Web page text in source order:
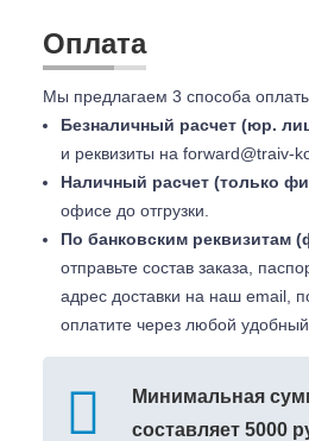
Оплата
Мы предлагаем 3 способа
Безналичный расчет (юр.
и реквизиты на forward@traiv-
Наличный расчет (только
офисе до отгрузки.
По банковским реквизитам
отправьте состав заказа,
адрес доставки на наш email,
оплатите через любой удобный
Минимальная
составляет 5000